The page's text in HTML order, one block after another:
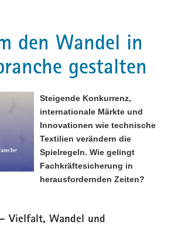
den Wandel in
gestalten
Steigende Konkurrenz,
internationale Märkte und
Innovationen wie technische
Textilien verändern die
Spielregeln. Wie gelingt
Fachkräftesicherung in
herausfordernden Zeiten?
Vielfalt, Wandel und